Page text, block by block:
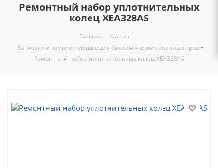
Ремонтный набор уплотнительных
колец XEA328AS
Главная - Каталог -
Запчасти и комплектующие для биохимических анализаторов-
Ремонтный набор уплотнительных колец XEA328AS